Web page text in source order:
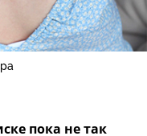
пока не так